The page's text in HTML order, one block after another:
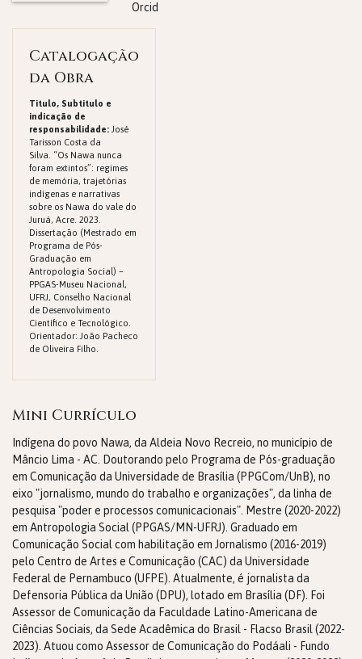
Orcid
Catalogação
da Obra
Titulo, Subtitulo e
indicação de
responsabilidade: José
Tarisson Costa da
Silva. “Os Nawa nunca
foram extintos”: regimes
de memória, trajetórias
indígenas e narrativas
sobre os Nawa do vale do
Juruá, Acre. 2023.
Dissertação (Mestrado em
Programa de Pós-
Graduação em
Antropologia Social) –
PPGAS-Museu Nacional,
UFRJ, Conselho Nacional
de Desenvolvimento
Científico e Tecnológico.
Orientador: João Pacheco
de Oliveira Filho.
Mini Currículo
Indígena do povo Nawa, da Aldeia Novo Recreio, no município de
Mâncio Lima - AC. Doutorando pelo Programa de Pós-graduação
em Comunicação da Universidade de Brasília (PPGCom/UnB), no
eixo "jornalismo, mundo do trabalho e organizações", da linha de
pesquisa "poder e processos comunicacionais". Mestre (2020-2022)
em Antropologia Social (PPGAS/MN-UFRJ). Graduado em
Comunicação Social com habilitação em Jornalismo (2016-2019)
pelo Centro de Artes e Comunicação (CAC) da Universidade
Federal de Pernambuco (UFPE). Atualmente, é jornalista da
Defensoria Pública da União (DPU), lotado em Brasília (DF). Foi
Assessor de Comunicação da Faculdade Latino-Americana de
Ciências Sociais, da Sede Acadêmica do Brasil - Flacso Brasil (2022-
2023). Atuou como Assessor de Comunicação do Podáali - Fundo